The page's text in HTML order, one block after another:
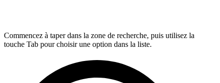
Commencez à taper dans la zone de recherche, puis utilisez la
touche Tab pour choisir une option dans la liste.